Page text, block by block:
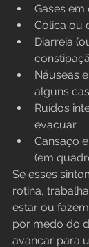
Gases em
Cólica ou
Diarreia
Náuseas
alguns
Ruídos
evacuar
Cansaço
(em
Se esses
rotina,
estar ou
por medo do
avançar para